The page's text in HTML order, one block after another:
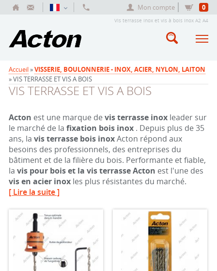
Mon compte 0
Vis terrasse inox et vis à bois Inox A2 A4
Accueil»VISSERIE, BOULONNERIE - INOX, ACIER, NYLON, LAITON
» VIS TERRASSE ET VIS A BOIS
VIS TERRASSE ET VIS A BOIS
Acton est une marque de vis terrasse inoxleader sur
le marché de la fixation bois inox. Depuis plus de 35
ans, la vis terrasse bois inoxActon répond aux
besoins des professionnels, des entreprises du
bâtiment et de la filière du bois. Performante et fiable,
la vis pour bois et la vis terrasse Acton est l'une des
vis en acier inoxles plus résistantes du marché.
[ Lire la suite ]